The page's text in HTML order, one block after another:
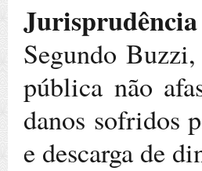
Jurisprudência
Segundo
pública não
danos sofridos
e descarga de